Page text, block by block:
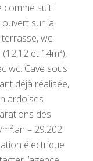
suit :
ouvert sur la
wc.
et 14m²),
wc. Cave sous
déjà réalisée,
ardoises
des
– 29.202
électrique